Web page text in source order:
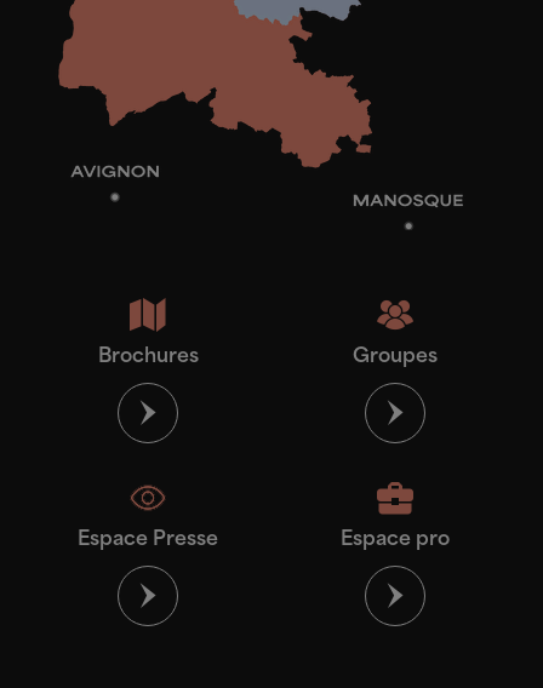
Brochures Groupes
Espace Presse Espace pro